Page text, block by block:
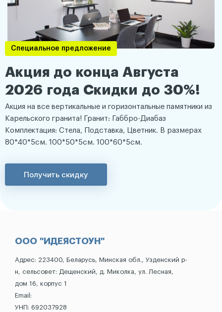
Специальное предложение
Акция до конца Августа
2026 года Скидки до 30%!
Акция на все вертикальные и горизонтальные памятники из
Карельского гранита! Гранит: Габбро-Диабаз
Комплектация: Стела, Подставка, Цветник. В размерах
80*40*5см. 100*50*5см. 100*60*5см.
Получить скидку
ООО "ИДЕЯСТОУН"
Адрес: 223400, Беларусь, Минская обл., Узденский р-
н, сельсовет: Дещенский, д. Миколка, ул. Лесная,
дом 16, корпус 1
Email:
УНП: 692037928